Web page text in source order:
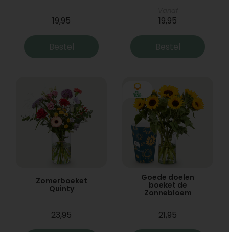
19,95
Bestel
19,95
Bestel
Zomerboeket
Quinty
23,95
Goede doelen
boeket de
Zonnebloem
21,95